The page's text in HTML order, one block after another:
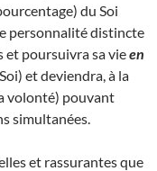
du Soi
personnalité distincte
et poursuivra sa vieen
et deviendra, à la
volonté) pouvant
simultanées.
et rassurantes que